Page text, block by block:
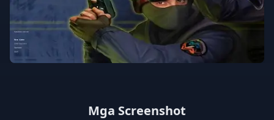
Mga Screenshot